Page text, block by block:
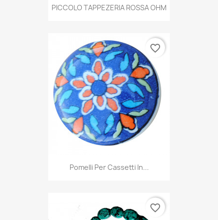
PICCOLO TAPPEZERIA ROSSA OHM
Pomelli Per Cassetti In...
favorite_border
favorite_border